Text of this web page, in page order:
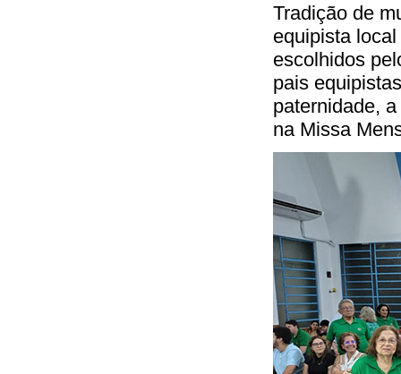
Tradição de
equipista
escolhidos
pais
paternidade,
na Missa